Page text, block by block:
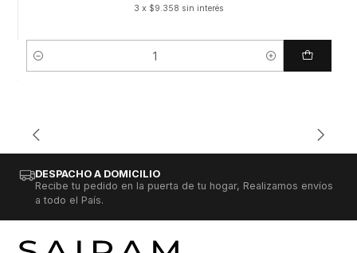
3 x $9.358 sin interés
Cantidad
DESPACHO A DOMICILIO
Recibe tu pedido en la puerta de tu hogar, Realizamos envíos
a todo el País.